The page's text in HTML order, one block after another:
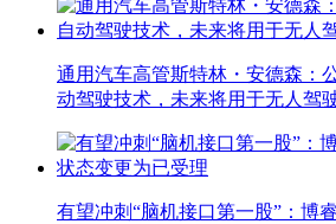
通用汽车高管斯特林・安德森：
动驾驶技术，未来将用于无人驾
有望冲刺“脑机接口第一股”：博